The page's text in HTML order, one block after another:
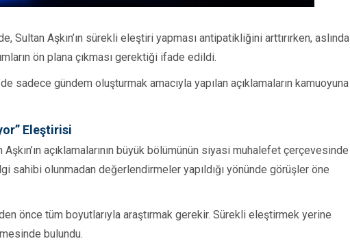
Sultan Aşkın’ın sürekli eleştiri yapması antipatikliğini arttırırken, aslında
ön plana çıkması gerektiği ifade edildi.
sadece gündem oluşturmak amacıyla yapılan açıklamaların kamuoyuna
Eleştirisi
açıklamalarının büyük bölümünün siyasi muhalefet çerçevesinde
sahibi olunmadan değerlendirmeler yapıldığı yönünde görüşler öne
önce tüm boyutlarıyla araştırmak gerekir. Sürekli eleştirmek yerine
bulundu.